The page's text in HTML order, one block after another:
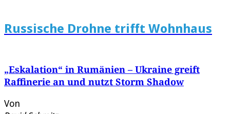
Russische Drohne trifft Wohnhaus
„Eskalation“ in Rumänien – Ukraine greift
Raffinerie an und nutzt Storm Shadow
Von